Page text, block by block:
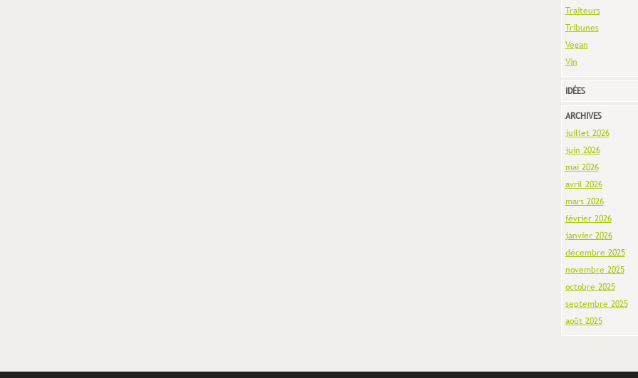
Traiteurs
Tribunes
Vegan
Vin
IDÉES
ARCHIVES
juillet 2026
juin 2026
mai 2026
avril 2026
mars 2026
février 2026
janvier 2026
décembre 2025
novembre 2025
octobre 2025
septembre 2025
août 2025